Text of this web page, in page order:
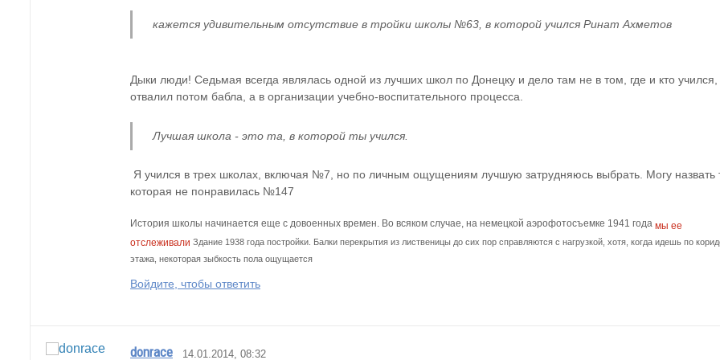
кажется удивительным отсутствие в тройки школы №63, в которой учился Ринат Ахметов
Дыки люди! Седьмая всегда являлась одной из лучших школ по Донецку и дело там не в том, где и кто учился,
отвалил потом бабла, а в организации учебно-воспитательного процесса.
Лучшая школа - это та, в которой ты учился.
которая не понравилась №147
История школы начинается еще с довоенных времен. Во всяком случае, на немецкой аэрофотосъемке 1941 года мы ее
отслеживали Здание 1938 года постройки. Балки перекрытия из лиственицы до сих пор справляются с нагрузкой, хотя, когда идешь по
этажа, некоторая зыбкость пола ощущается
Войдите, чтобы ответить
donrace 14.01.2014, 08:32